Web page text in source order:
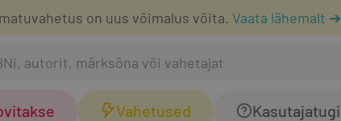
on uus võimalus võita. Vaata lähemalt ➔
Vahetused Kasutajatugi